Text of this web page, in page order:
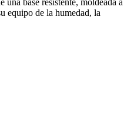
equipo de la humedad, la